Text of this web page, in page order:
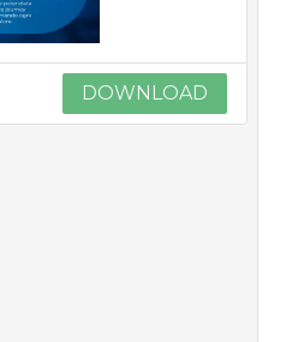
DOWNLOAD